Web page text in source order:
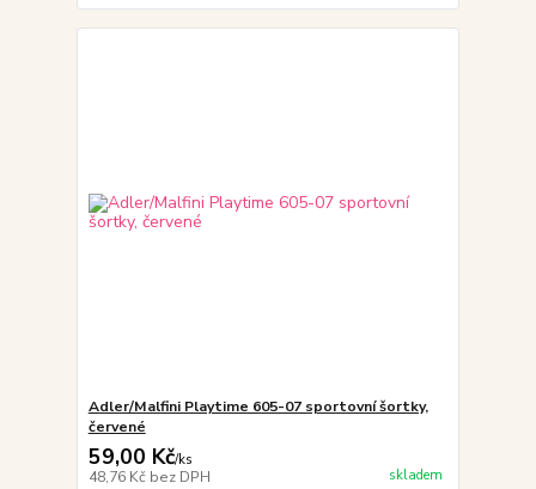
Adler/Malfini Playtime 605-07 sportovní šortky,
červené
59,00 Kč/ks
48,76 Kč bez DPH skladem